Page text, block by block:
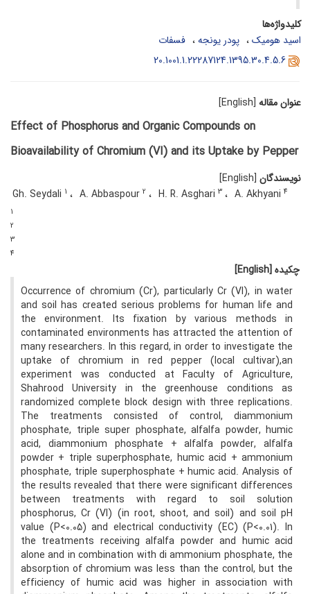
کلیدواژه‌ها
اسید هومیک
پودر یونجه
فسفات
20.1001.1.22287124.1395.30.4.5.6
عنوان مقاله [English]
Effect of Phosphorus and Organic Compounds on
Bioavailability of Chromium (VI) and its Uptake by Pepper
نویسندگان [English]
Gh. Seydali 1 A. Abbaspour 2 H. R. Asghari 3 A. Akhyani 4
1
2
3
4
چکیده [English]
Occurrence of chromium (Cr), particularly Cr (VI), in water
and soil has created serious problems for human life and
the environment. Its fixation by various methods in
contaminated environments has attracted the attention of
many researchers. In this regard, in order to investigate the
uptake of chromium in red pepper (local cultivar),an
experiment was conducted at Faculty of Agriculture,
Shahrood University in the greenhouse conditions as
randomized complete block design with three replications.
The treatments consisted of control, diammonium
phosphate, triple super phosphate, alfalfa powder, humic
acid, diammonium phosphate + alfalfa powder, alfalfa
powder + triple superphosphate, humic acid + ammonium
phosphate, triple superphosphate + humic acid. Analysis of
the results revealed that there were significant differences
between treatments with regard to soil solution
phosphorus, Cr (VI) (in root, shoot, and soil) and soil pH
value (P<0.05) and electrical conductivity (EC) (P<0.01). In
the treatments receiving alfalfa powder and humic acid
alone and in combination with di ammonium phosphate, the
absorption of chromium was less than the control, but the
efficiency of humic acid was higher in association with